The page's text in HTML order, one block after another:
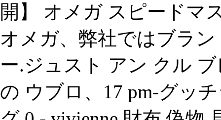
開】 オメガ スピードマ
オメガ、弊社ではブラ
ー.ジュスト アン クル
の ウブロ、17 pm-グッ